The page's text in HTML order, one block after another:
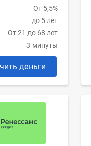
От 5,5%
до 5 лет
От 21 до 68 лет
3 минуты
деньги